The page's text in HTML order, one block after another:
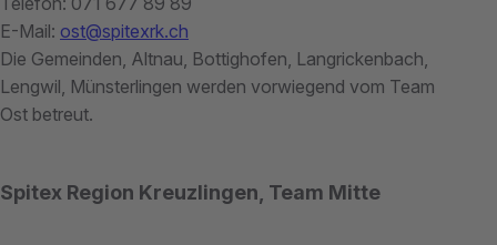
E-Mail: ost@spitexrk.ch
Die Gemeinden, Altnau, Bottighofen, Langrickenbach,
Lengwil, Münsterlingen werden vorwiegend vom Team
Ost betreut.
Spitex Region Kreuzlingen, Team Mitte